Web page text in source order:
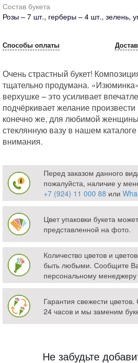
Состав букета
Розы – 7 шт., герберы – 4 шт., зелень,
Способы оплаты
Очень страстный букет!
тщательно продумана.
верхушке – это усиливает
подчёркивает желание
конечно же, для любимой
стеклянную вазу в нашем
внимания.
Перед заказом данного
пожалуйста, наличие у
+7 (924) 11 000 88 или
Цвет упаковки букета
представленной на фото.
Количество цветов и
быть любыми. Сообщите
персональному
Гарантия свежести
24 часов и мы заменим
Не забудьте